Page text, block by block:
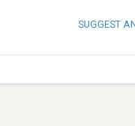
SUGGEST